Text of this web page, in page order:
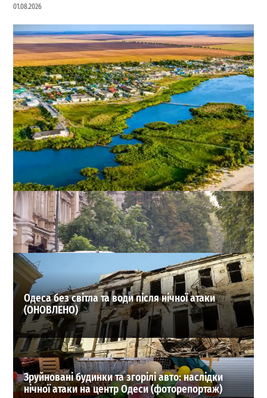
01.08.2026
Татарбунари на Одещині: історія міста, фортеці та
легенда про золотого коня (відео)
0
05.08.2026
ВИБІР РЕДАКЦІЇ
Одеса без світла та води після нічної атаки
(ОНОВЛЕНО)
Зруйновані будинки та згорілі авто: наслідки
нічної атаки на центр Одеси (фоторепортаж)